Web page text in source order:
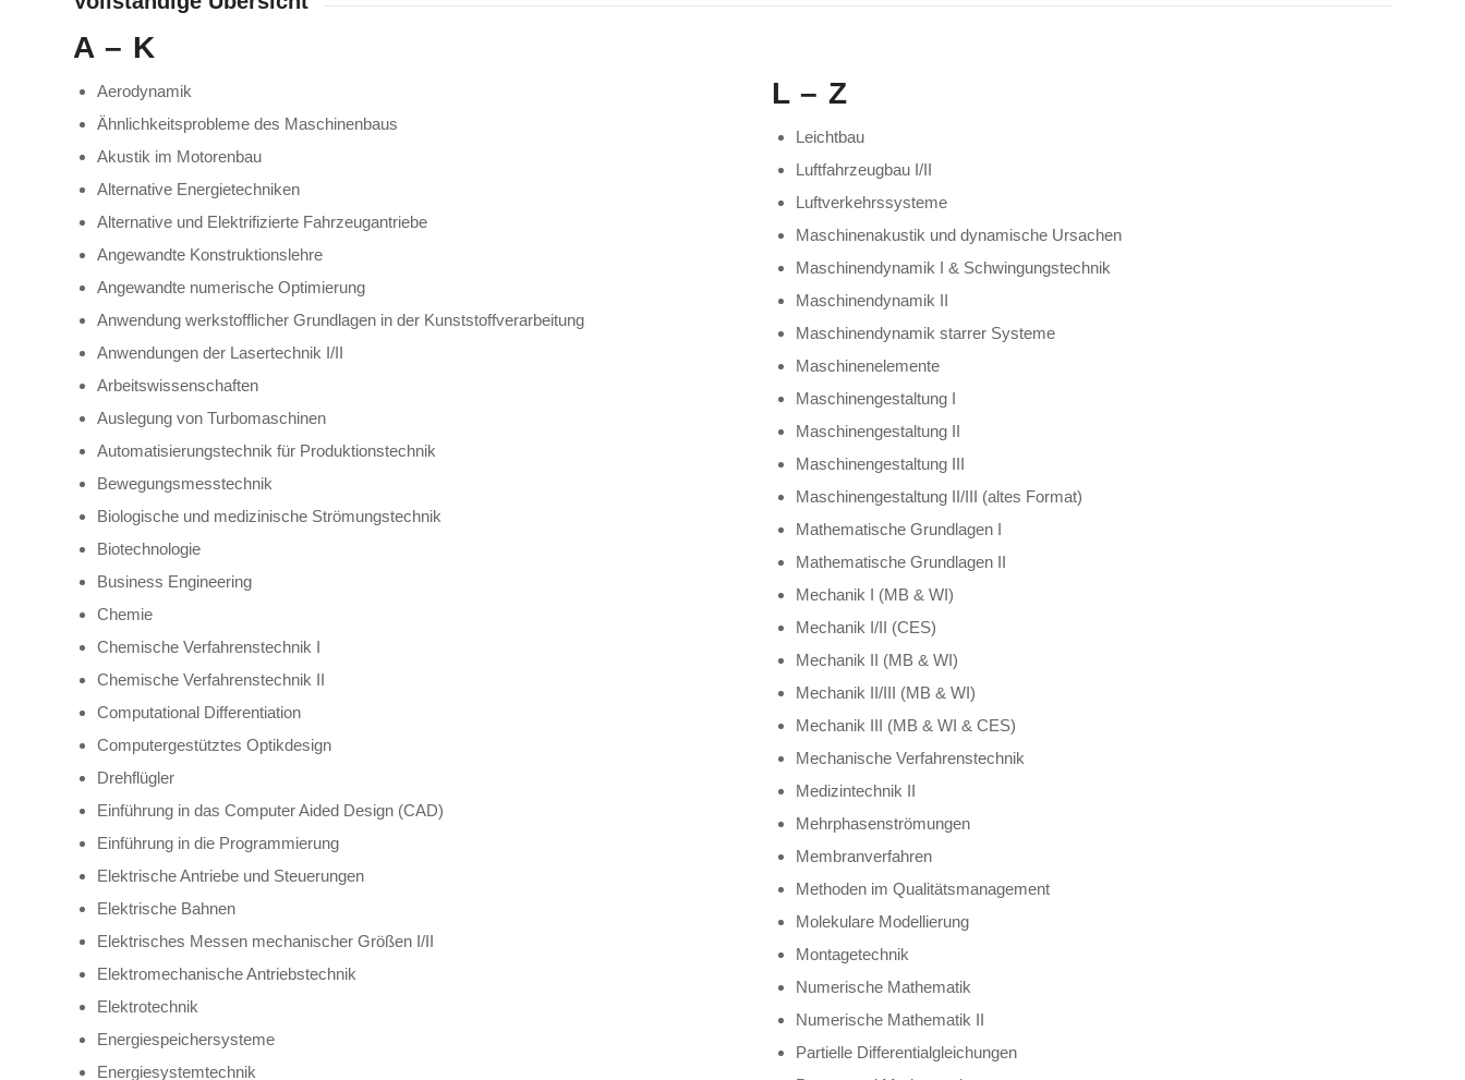
A – K
Aerodynamik
Ähnlichkeitsprobleme des Maschinenbaus
Akustik im Motorenbau
Alternative Energietechniken
Alternative und Elektrifizierte Fahrzeugantriebe
Angewandte Konstruktionslehre
Angewandte numerische Optimierung
Anwendung werkstofflicher Grundlagen in der Kunststoffverarbeitung
Anwendungen der Lasertechnik I/II
Arbeitswissenschaften
Auslegung von Turbomaschinen
Automatisierungstechnik für Produktionstechnik
Bewegungsmesstechnik
Biologische und medizinische Strömungstechnik
Biotechnologie
Business Engineering
Chemie
Chemische Verfahrenstechnik I
Chemische Verfahrenstechnik II
Computational Differentiation
Computergestütztes Optikdesign
Drehflügler
Einführung in das Computer Aided Design (CAD)
Einführung in die Programmierung
Elektrische Antriebe und Steuerungen
Elektrische Bahnen
Elektrisches Messen mechanischer Größen I/II
Elektromechanische Antriebstechnik
Elektrotechnik
Energiespeichersysteme
Energiesystemtechnik
L – Z
Leichtbau
Luftfahrzeugbau I/II
Luftverkehrssysteme
Maschinenakustik und dynamische Ursachen
Maschinendynamik I & Schwingungstechnik
Maschinendynamik II
Maschinendynamik starrer Systeme
Maschinenelemente
Maschinengestaltung I
Maschinengestaltung II
Maschinengestaltung III
Maschinengestaltung II/III (altes Format)
Mathematische Grundlagen I
Mathematische Grundlagen II
Mechanik I (MB & WI)
Mechanik I/II (CES)
Mechanik II (MB & WI)
Mechanik II/III (MB & WI)
Mechanik III (MB & WI & CES)
Mechanische Verfahrenstechnik
Medizintechnik II
Mehrphasenströmungen
Membranverfahren
Methoden im Qualitätsmanagement
Molekulare Modellierung
Montagetechnik
Numerische Mathematik
Numerische Mathematik II
Partielle Differentialgleichungen